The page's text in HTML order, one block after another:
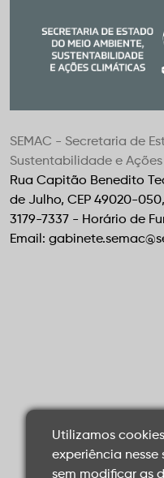
SEMAC - Secretaria de
Sustentabilidade e
Rua Capitão Benedito
de Julho, CEP 49020-
3179-7337 - Horário de
Email:
Utilizamos
experiência nesse
sem modificar as